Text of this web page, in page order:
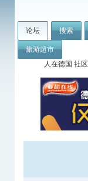
论坛 搜索
旅游超市
人在德国 社区